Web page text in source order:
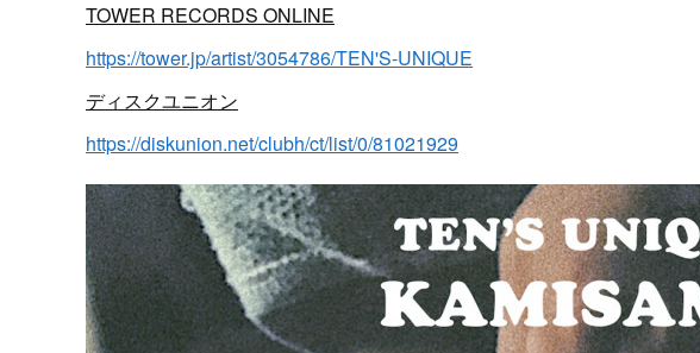
TOWER RECORDS ONLINE
https://tower.jp/artist/3054786/TEN'S-UNIQUE
ディスクユニオン
https://diskunion.net/clubh/ct/list/0/81021929